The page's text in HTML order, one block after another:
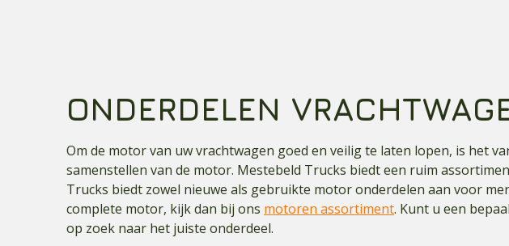
ONDERDELEN
Om de motor van uw vrachtwagen goed en veilig te laten lopen, is het
samenstellen van de motor. Mestebeld Trucks biedt een ruim
Trucks biedt zowel nieuwe als gebruikte motor onderdelen aan voor
complete motor, kijk dan bij ons motoren assortiment. Kunt u een
op zoek naar het juiste onderdeel.